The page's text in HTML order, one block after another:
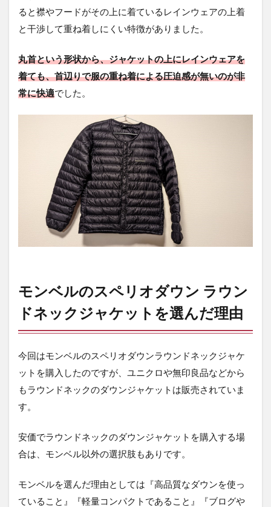
快
モ
ン
ベ
ル
の
ッ
ャ
ケ
ッ
ト
を
ん
理
由
質な
ダウ
ンを
して
いる
ると襟やフードがその上に着ているレインウェアの上着
と干渉して重ね着しにくい特徴がありました。
丸首という形状から、ジャケットの上にレインウェアを
着ても、首辺りで服の重ね着による圧迫感が無いのが非
常に快適でした。
モンベルのスペリオダウン ラウン
ドネックジャケットを選んだ理由
今回はモンベルのスペリオダウンラウンドネックジャケ
ットを購入したのですが、ユニクロや無印良品などから
もラウンドネックのダウンジャケットは販売されていま
す。
安価でラウンドネックのダウンジャケットを購入する場
合は、モンベル以外の選択肢もありです。
モンベルを選んだ理由としては『高品質なダウンを使っ
ていること』『軽量コンパクトであること』『ブログや